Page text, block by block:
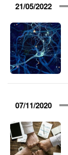
21/05/2022
07/11/2020